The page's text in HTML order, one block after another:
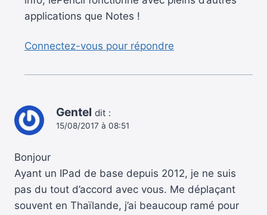
applications que Notes !
Connectez-vous pour répondre
Gentel dit :
15/08/2017 à 08:51
Bonjour
Ayant un IPad de base depuis 2012, je ne suis
pas du tout d’accord avec vous. Me déplaçant
souvent en Thaïlande, j’ai beaucoup ramé pour